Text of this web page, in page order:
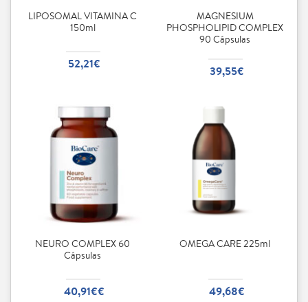
LIPOSOMAL VITAMINA C
150ml
52,21€
MAGNESIUM
PHOSPHOLIPID COMPLEX
90 Cápsulas
39,55€
NEURO COMPLEX 60
Cápsulas
40,91€€
OMEGA CARE 225ml
49,68€